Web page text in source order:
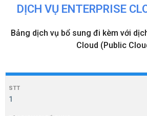
DỊCH VỤ ENTERPRISE
Bảng dịch vụ bổ sung đi kèm với
Cloud (Public
1